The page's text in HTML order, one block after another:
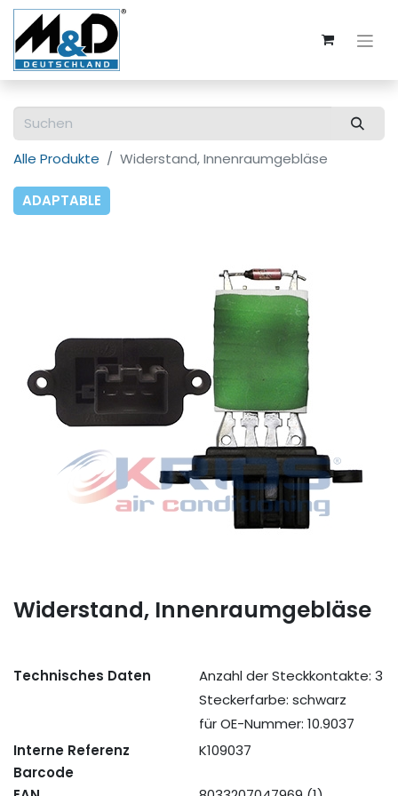
Alle Produkte Widerstand, Innenraumgebläse
ADAPTABLE
Widerstand, Innenraumgebläse
Technisches Daten
Anzahl der Steckkontakte: 3
Steckerfarbe: schwarz
für OE-Nummer: 10.9037
Interne Referenz
K109037
Barcode